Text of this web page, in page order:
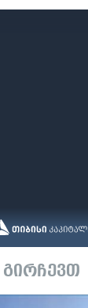
გირჩევთ